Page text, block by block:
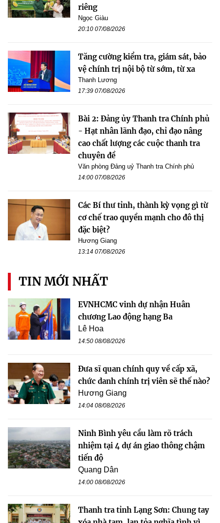
riêng
Ngọc Giàu
20:10 07/08/2026
Tăng cường kiểm tra, giám sát, bảo
vệ chính trị nội bộ từ sớm, từ xa
Thanh Lương
17:39 07/08/2026
Bài 2: Đảng ủy Thanh tra Chính phủ
- Hạt nhân lãnh đạo, chỉ đạo nâng
cao chất lượng các cuộc thanh tra
chuyên đề
Văn phòng Đảng uỷ Thanh tra Chính phủ
14:00 07/08/2026
Các Bí thư tỉnh, thành kỳ vọng gì từ
cơ chế trao quyền mạnh cho đô thị
đặc biệt?
Hương Giang
13:14 07/08/2026
TIN MỚI NHẤT
EVNHCMC vinh dự nhận Huân
chương Lao động hạng Ba
Lê Hoa
14:50 08/08/2026
Đưa sĩ quan chính quy về cấp xã,
chức danh chính trị viên sẽ thế nào?
Hương Giang
14:04 08/08/2026
Ninh Bình yêu cầu làm rõ trách
nhiệm tại 4 dự án giao thông chậm
tiến độ
Quang Dân
14:00 08/08/2026
Thanh tra tỉnh Lạng Sơn: Chung tay